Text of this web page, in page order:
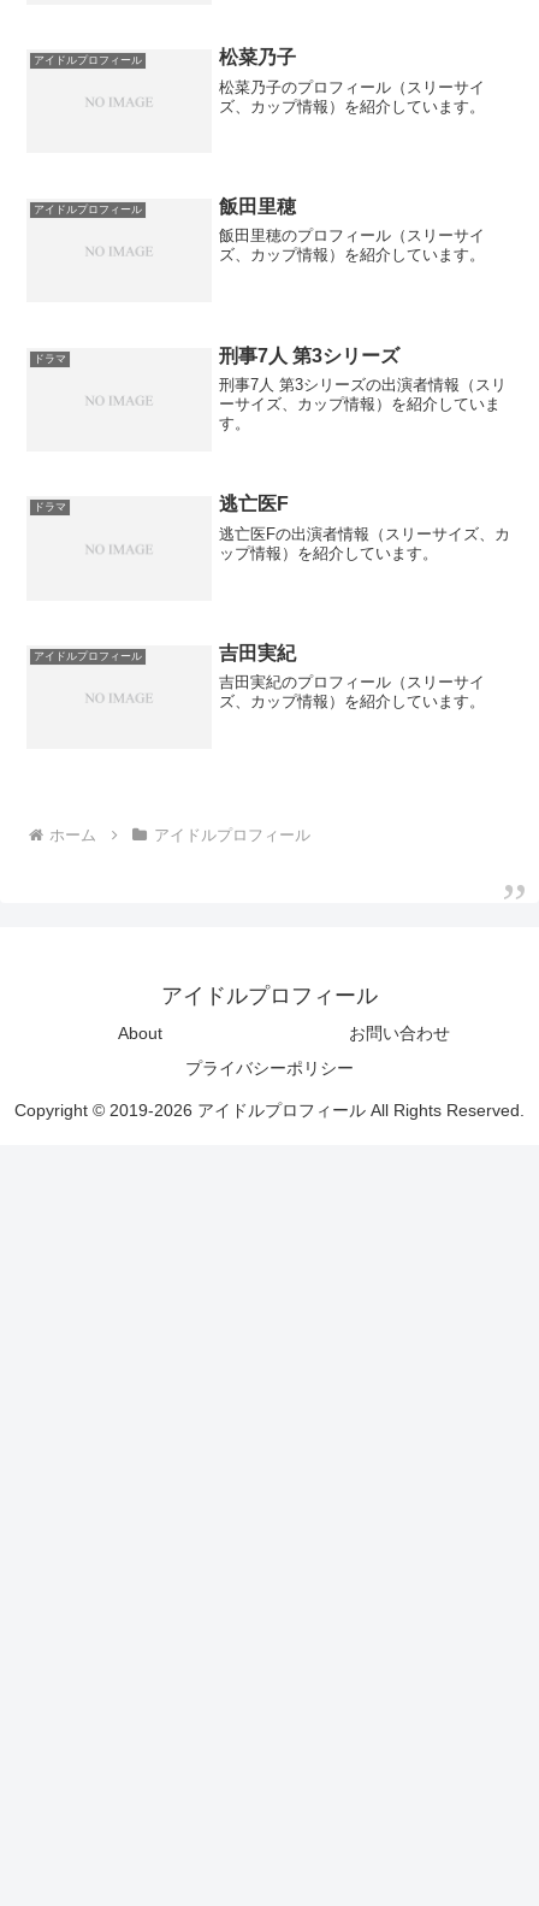
アイドルプロフィール 松菜乃子
松菜乃子のプロフィール（スリーサイ
ズ、カップ情報）を紹介しています。
アイドルプロフィール 飯田里穂
飯田里穂のプロフィール（スリーサイ
ズ、カップ情報）を紹介しています。
ドラマ 刑事7人 第3シリーズ
刑事7人 第3シリーズの出演者情報（スリ
ーサイズ、カップ情報）を紹介していま
す。
ドラマ 逃亡医F
逃亡医Fの出演者情報（スリーサイズ、カ
ップ情報）を紹介しています。
アイドルプロフィール 吉田実紀
吉田実紀のプロフィール（スリーサイ
ズ、カップ情報）を紹介しています。
ホーム アイドルプロフィール
アイドルプロフィール
About
お問い合わせ
プライバシーポリシー
Copyright © 2019-2026 アイドルプロフィール All Rights Reserved.